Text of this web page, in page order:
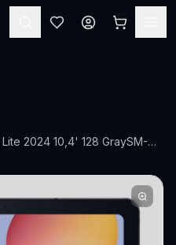
2024 10,4' 128 GraySM-